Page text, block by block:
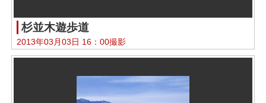
杉並木遊歩道
2013年03月03日 16：00撮影